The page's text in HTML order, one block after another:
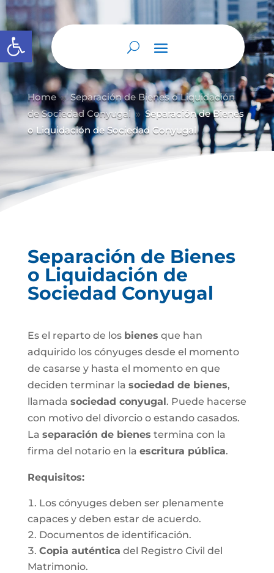
Abrir barra de herramientas
Home 9 Separación de Bienes o Liquidación
de Sociedad Conyugal 9 Separación de Bienes
o Liquidación de Sociedad Conyugal
Separación de Bienes
o Liquidación de
Sociedad Conyugal
Es el reparto de los bienes que han
adquirido los cónyuges desde el momento
de casarse y hasta el momento en que
deciden terminar la sociedad de bienes,
llamada sociedad conyugal. Puede hacerse
con motivo del divorcio o estando casados.
La separación de bienes termina con la
firma del notario en la escritura pública.
Requisitos:
Los cónyuges deben ser plenamente
capaces y deben estar de acuerdo.
Documentos de identificación.
Copia auténtica del Registro Civil del
Matrimonio.